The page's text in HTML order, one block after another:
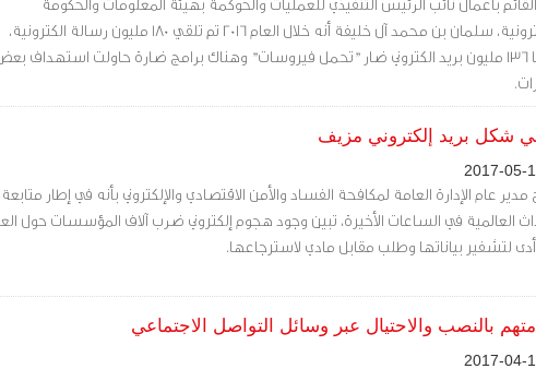
الإلكترونية، سلمان بن محمد آل خليفة أنه خلال العام 2016 تم تلقي 180 مليون رسالة الكترونية،
منها 136 مليون بريد الكتروني ضار "تحمل فيروسات" وهناك برامج ضارة حاولت استهداف
شكل بريد إلكتروني مزيف
عام الإدارة العامة لمكافحة الفساد والأمن الاقتصادي والإلكتروني بأنه في إطار متابعة
العالمية في الساعات الأخيرة، تبين وجود هجوم إلكتروني ضرب آلاف المؤسسات حول
لتشفير بياناتها وطلب مقابل مادي لاسترجاعها.
بالنصب والاحتيال عبر وسائل التواصل الاجتماعي